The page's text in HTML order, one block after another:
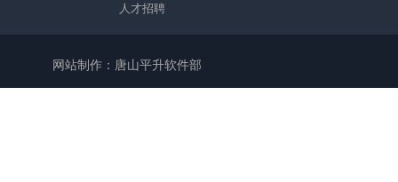
人才招聘
网站制作：唐山平升软件部